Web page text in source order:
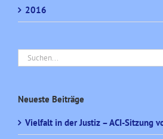
2016
Suche
nach:
Neueste Beiträge
Vielfalt in der Justiz – ACI-Sitzung